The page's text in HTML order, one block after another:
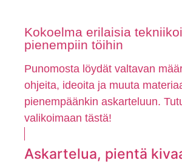
Kokoelma erilaisia
pienempiin töihin
Punomosta löydät valtavan
ohjeita, ideoita ja muuta
pienempäänkin askarteluun.
valikoimaan tästä!
Askartelua, pientä